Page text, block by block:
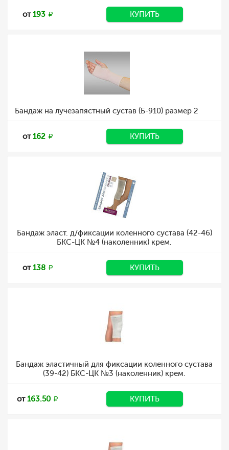
от193 КУПИТЬ
Бандаж на лучезапястный сустав (Б-910) размер 2
от162 КУПИТЬ
Бандаж эласт. д/фиксации коленного сустава (42-46)
БКС-ЦК №4 (наколенник) крем.
от138 КУПИТЬ
Бандаж эластичный для фиксации коленного сустава
(39-42) БКС-ЦК №3 (наколенник) крем.
от163.50 КУПИТЬ